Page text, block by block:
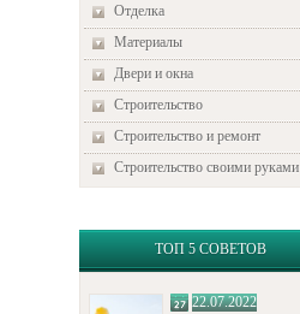
Отделка
Материалы
Двери и окна
Строительство
Строительство и ремонт
Строительство своими руками
ТОП 5 СОВЕТОВ
22.07.2022